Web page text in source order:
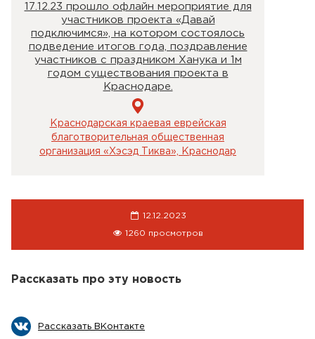
17.12.23 прошло офлайн мероприятие для
участников проекта «Давай
подключимся», на котором состоялось
подведение итогов года, поздравление
участников с праздником Ханука и 1м
годом существования проекта в
Краснодаре.
Краснодарская краевая еврейская
благотворительная общественная
организация «Хэсэд Тиква», Краснодар
12.12.2023
1260 просмотров
Рассказать про эту новость
Рассказать ВКонтакте